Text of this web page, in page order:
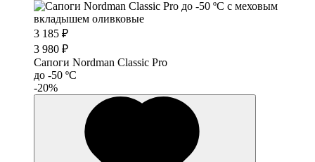
3 185 ₽
3 980 ₽
Сапоги Nordman Classic Pro
до -50 ºС
-20%